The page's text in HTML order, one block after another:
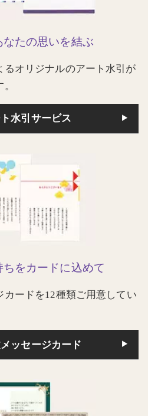
なたの思いを結ぶ
るオリジナルのアート水引が
水引サービス
ちをカードに込めて
カードを12種類ご用意してい
ッセージカード